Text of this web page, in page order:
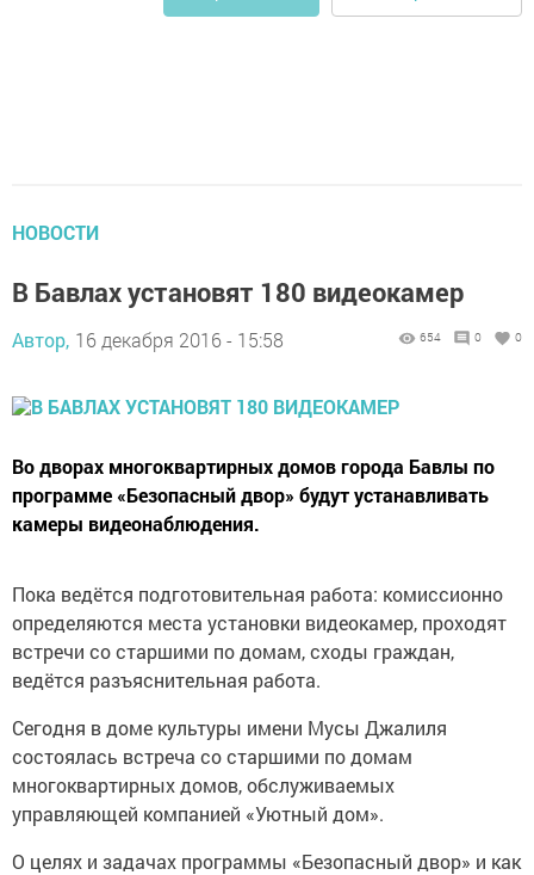
НОВОСТИ
В Бавлах установят 180 видеокамер
Автор, 16 декабря 2016 - 15:58 654 0 0
Во дворах многоквартирных домов города Бавлы по
программе «Безопасный двор» будут устанавливать
камеры видеонаблюдения.
Пока ведётся подготовительная работа: комиссионно
определяются места установки видеокамер, проходят
встречи со старшими по домам, сходы граждан,
ведётся разъяснительная работа.
Сегодня в доме культуры имени Мусы Джалиля
состоялась встреча со старшими по домам
многоквартирных домов, обслуживаемых
управляющей компанией «Уютный дом».
О целях и задачах программы «Безопасный двор» и как